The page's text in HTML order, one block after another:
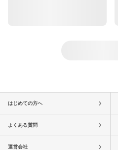
はじめての方へ
よくある質問
運営会社